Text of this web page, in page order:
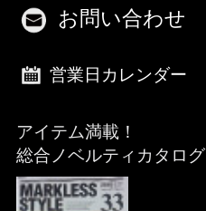
お問い合わせ
営業日カレンダー
アイテム満載！
総合ノベルティカタログ